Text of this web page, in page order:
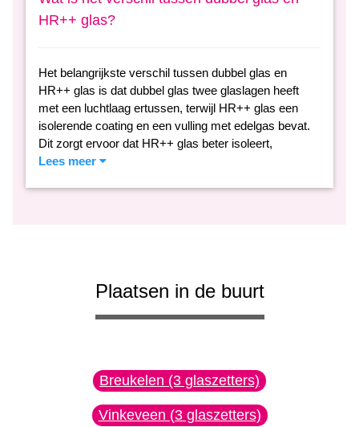
HR++ glas?
Het belangrijkste verschil tussen dubbel glas en
HR++ glas is dat dubbel glas twee glaslagen heeft
met een luchtlaag ertussen, terwijl HR++ glas een
isolerende coating en een vulling met edelgas bevat.
Dit zorgt ervoor dat HR++ glas beter isoleert,
Lees meer
Plaatsen in de buurt
Breukelen (3 glaszetters)
Vinkeveen (3 glaszetters)